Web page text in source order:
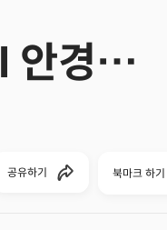
안경…
공유하기 북마크 하기